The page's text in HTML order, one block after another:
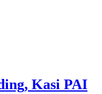
Kasi PAI